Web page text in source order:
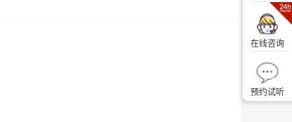
在线咨询
预约试听